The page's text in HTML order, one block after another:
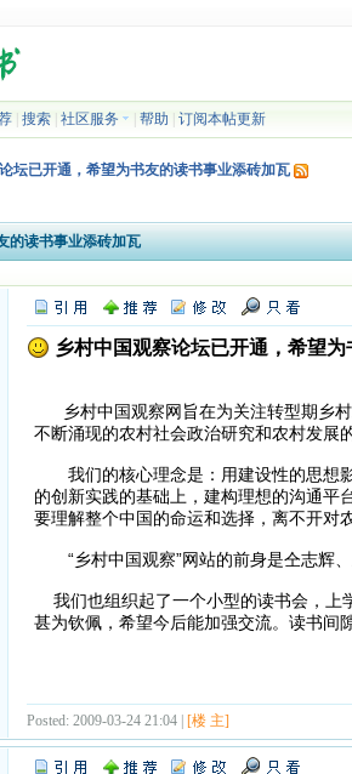
|搜索 |社区服务 |帮助 |订阅本帖更新
坛已开通，希望为书友的读书事业添砖加瓦
的读书事业添砖加瓦
乡村中国观察论坛已开通，希望
乡村中国观察网旨在为关注转型期乡村
不断涌现的农村社会政治研究和农村发展
我们的核心理念是：用建设性的思想影
的创新实践的基础上，建构理想的沟通平
要理解整个中国的命运和选择，离不开对
“乡村中国观察”网站的前身是仝志辉、
我们也组织起了一个小型的读书会，上
甚为钦佩，希望今后能加强交流。读书间
Posted: 2009-03-24 21:04 |[楼 主]